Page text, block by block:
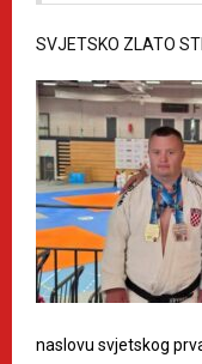
SVJETSKO ZLATO
naslovu svjetskog